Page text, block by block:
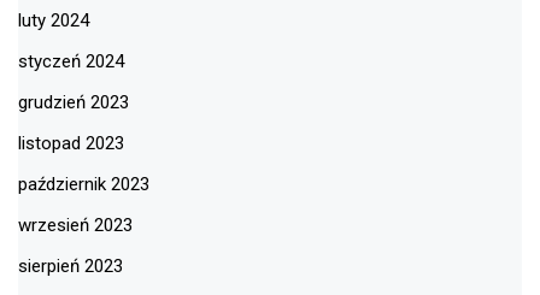
luty 2024
styczeń 2024
grudzień 2023
listopad 2023
październik 2023
wrzesień 2023
sierpień 2023